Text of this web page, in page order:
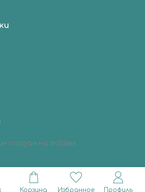
создан на InSales
Корзина Избранное Профиль